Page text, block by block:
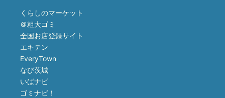
くらしのマーケット
＠粗大ゴミ
全国お店登録サイト
エキテン
EveryTown
なび茨城
いばナビ
ゴミナビ！